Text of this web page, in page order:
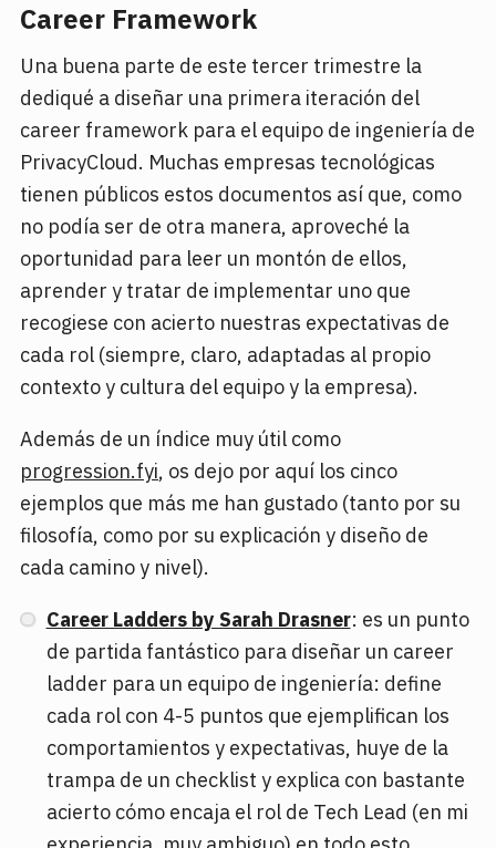
Career Framework
Una buena parte de este tercer trimestre la
dediqué a diseñar una primera iteración del
career framework para el equipo de ingeniería de
PrivacyCloud. Muchas empresas tecnológicas
tienen públicos estos documentos así que, como
no podía ser de otra manera, aproveché la
oportunidad para leer un montón de ellos,
aprender y tratar de implementar uno que
recogiese con acierto nuestras expectativas de
cada rol (siempre, claro, adaptadas al propio
contexto y cultura del equipo y la empresa).
Además de un índice muy útil como
progression.fyi, os dejo por aquí los cinco
ejemplos que más me han gustado (tanto por su
filosofía, como por su explicación y diseño de
cada camino y nivel).
Career Ladders by Sarah Drasner: es un punto
de partida fantástico para diseñar un career
ladder para un equipo de ingeniería: define
cada rol con 4-5 puntos que ejemplifican los
comportamientos y expectativas, huye de la
trampa de un checklist y explica con bastante
acierto cómo encaja el rol de Tech Lead (en mi